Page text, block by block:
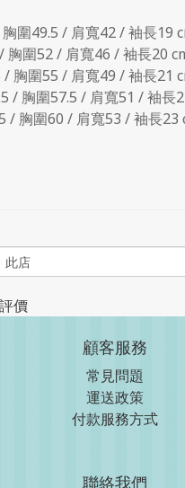
圍49.5 / 肩寬42 / 袖長19
胸圍52 / 肩寬46 / 袖長20
/ 胸圍55 / 肩寬49 / 袖長21
/ 胸圍57.5 / 肩寬51 / 袖長
/ 胸圍60 / 肩寬53 / 袖長23
價
顧客服務
常見問題
運送政策
付款服務方式
聯絡我們